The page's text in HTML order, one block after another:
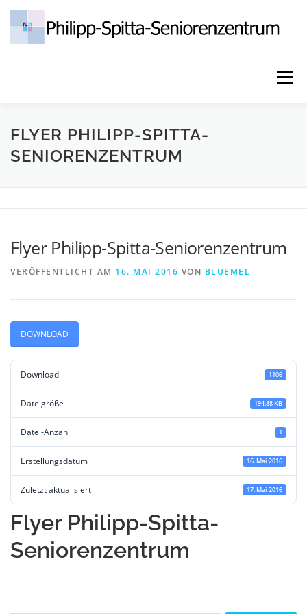
springen
Menü
HOME PFLEGE & BETREUUNG
FLYER PHILIPP-SPITTA-
SENIORENZENTRUM
Flyer Philipp-Spitta-Seniorenzentrum
VERÖFFENTLICHT AM 16. MAI 2016 VON BLUEMEL
DOWNLOAD
Download 1106
Dateigröße 194.88 KB
Datei-Anzahl 1
Erstellungsdatum 16. Mai 2016
Zuletzt aktualisiert 17. Mai 2016
Flyer Philipp-Spitta-
Seniorenzentrum